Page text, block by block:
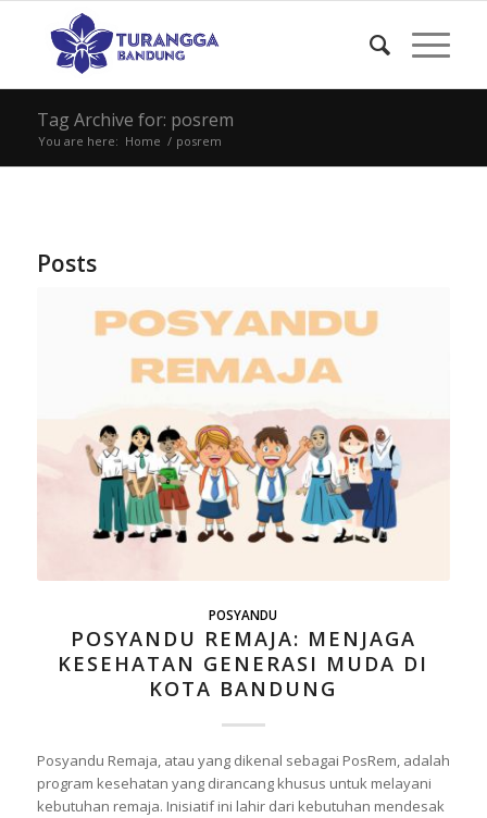
Tag Archive for: posrem
You are here: Home / posrem
Posts
POSYANDU
POSYANDU REMAJA: MENJAGA
KESEHATAN GENERASI MUDA DI
KOTA BANDUNG
Posyandu Remaja, atau yang dikenal sebagai PosRem, adalah
program kesehatan yang dirancang khusus untuk melayani
kebutuhan remaja. Inisiatif ini lahir dari kebutuhan mendesak